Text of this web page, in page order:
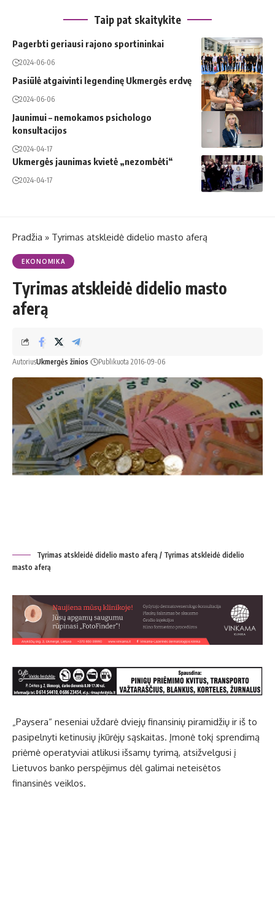
Taip pat skaitykite
Pagerbti geriausi rajono sportininkai
2024-06-06
Pasiūlė atgaivinti legendinę Ukmergės erdvę
2024-06-06
Jaunimui – nemokamos psichologo
konsultacijos
2024-04-17
Ukmergės jaunimas kvietė „nezombėti“
2024-04-17
Pradžia » Tyrimas atskleidė didelio masto aferą
EKONOMIKA
Tyrimas atskleidė didelio masto
aferą
AutoriusUkmergės žinios Publikuota 2016-09-06
Tyrimas atskleidė didelio masto aferą / Tyrimas atskleidė didelio
masto aferą
„Paysera“ neseniai uždarė dviejų finansinių piramidžių ir iš to
pasipelnyti ketinusių įkūrėjų sąskaitas. Įmonė tokį sprendimą
priėmė operatyviai atlikusi išsamų tyrimą, atsižvelgusi į
Lietuvos banko perspėjimus dėl galimai neteisėtos
finansinės veiklos.